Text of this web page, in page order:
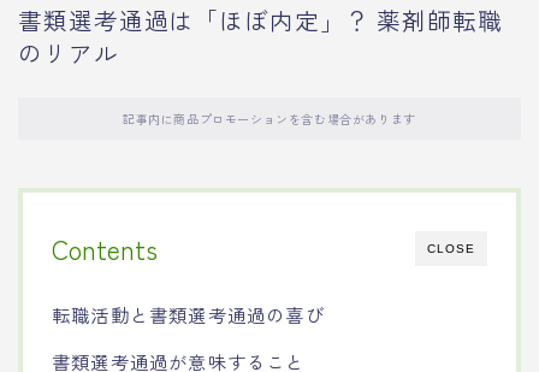
書類選考通過は「ほぼ内定」？ 薬剤師転職
のリアル
記事内に商品プロモーションを含む場合があります
CLOSE
Contents
転職活動と書類選考通過の喜び
書類選考通過が意味すること